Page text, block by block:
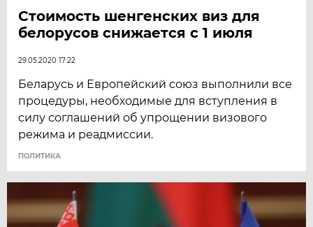
Стоимость шенгенских виз для
белорусов снижается с 1 июля
29.05.2020 17:22
Беларусь и Европейский союз выполнили все
процедуры, необходимые для вступления в
силу соглашений об упрощении визового
режима и реадмиссии.
ПОЛИТИКА